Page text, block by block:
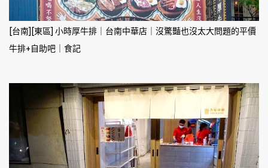
[台南][東區] 小時厚牛排｜台南中華店｜沒驚豔也沒太大問題的平價
牛排+自助吧｜食記